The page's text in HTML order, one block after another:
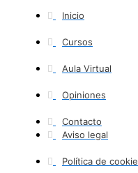
Inicio
Cursos
Aula Virtual
Opiniones
Contacto
Aviso legal
Política de